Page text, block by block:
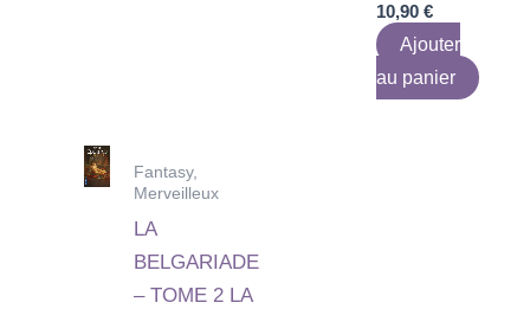
10,90 €
Ajouter
au panier
Fantasy,
Merveilleux
LA
BELGARIADE
– TOME 2 LA